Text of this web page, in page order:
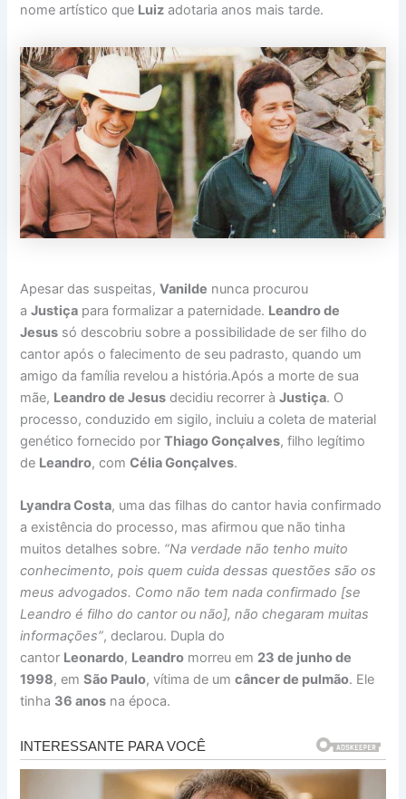
nome artístico que Luiz adotaria anos mais tarde.
Apesar das suspeitas,Vanilde nunca procurou
aJustiça para formalizar a paternidade. Leandro de
Jesus só descobriu sobre a possibilidade de ser filho do
cantor após o falecimento de seu padrasto, quando um
amigo da família revelou a história.Após a morte de sua
mãe, Leandro de Jesus decidiu recorrer àJustiça. O
processo, conduzido em sigilo, incluiu a coleta de material
genético fornecido porThiago Gonçalves, filho legítimo
de Leandro, comCélia Gonçalves.
Lyandra Costa, uma das filhas do cantor havia confirmado
a existência do processo, mas afirmou que não tinha
muitos detalhes sobre. “Na verdade não tenho muito
conhecimento, pois quem cuida dessas questões são os
meus advogados. Como não tem nada confirmado [se
Leandro é filho do cantor ou não], não chegaram muitas
informações”, declarou. Dupla do
cantor Leonardo, Leandro morreu em 23 de junho de
1998, emSão Paulo, vítima de umcâncer de pulmão. Ele
tinha 36 anos na época.